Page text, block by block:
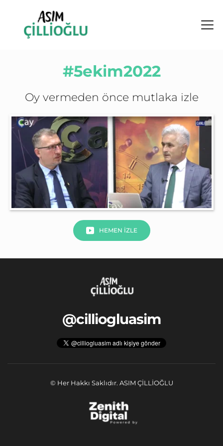
#5ekim2022
Oy vermeden önce mutlaka izle
HEMEN İZLE
@cilliogluasim
© Her Hakkı Saklıdır. ASIM ÇİLLİOĞLU